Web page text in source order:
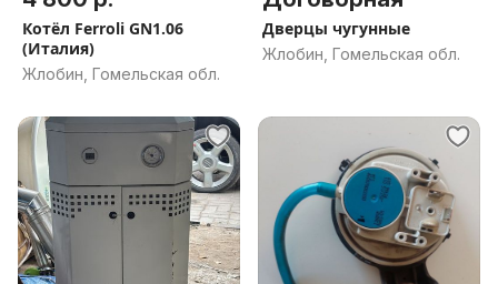
Котёл Ferroli GN1.06
(Италия)
Жлобин, Гомельская обл.
Дверцы чугунные
Жлобин, Гомельская обл.